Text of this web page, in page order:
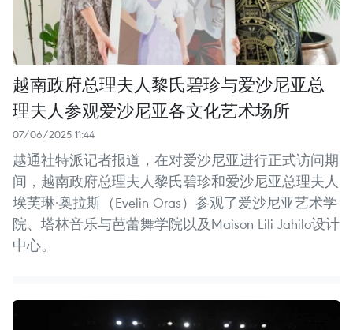
越南政府总理夫人黎氏碧珍与爱沙尼亚总
理夫人参观爱沙尼亚各文化艺术场所
07/06/2025 11:44
越通社特派记者报道，在对爱沙尼亚进行正式访问期
间，越南政府总理夫人黎氏碧珍和爱沙尼亚总理夫人
埃芙琳·奥拉斯（Evelin Oras）参观了爱沙尼亚艺术学
院、塔林音乐与芭蕾舞学院以及Maison Lili Jahilo设计
中心。